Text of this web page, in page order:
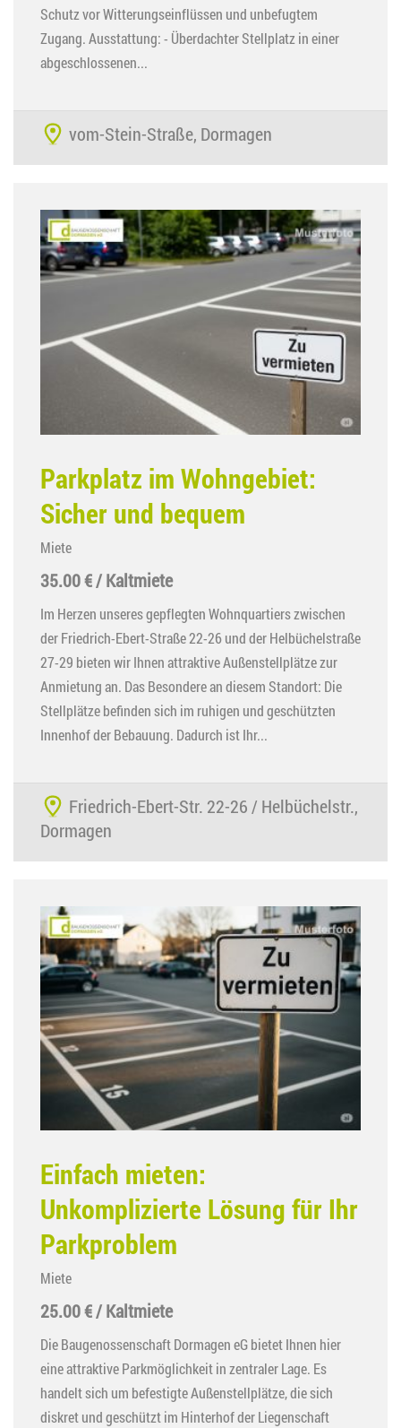
Schutz vor Witterungseinflüssen und unbefugtem
Zugang. Ausstattung: - Überdachter Stellplatz in einer
abgeschlossenen...
vom-Stein-Straße, Dormagen
Parkplatz im Wohngebiet:
Sicher und bequem
Miete
35.00 € / Kaltmiete
Im Herzen unseres gepflegten Wohnquartiers zwischen
der Friedrich-Ebert-Straße 22-26 und der Helbüchelstraße
27-29 bieten wir Ihnen attraktive Außenstellplätze zur
Anmietung an. Das Besondere an diesem Standort: Die
Stellplätze befinden sich im ruhigen und geschützten
Innenhof der Bebauung. Dadurch ist Ihr...
Friedrich-Ebert-Str. 22-26 / Helbüchelstr.,
Dormagen
Einfach mieten:
Unkomplizierte Lösung für Ihr
Parkproblem
Miete
25.00 € / Kaltmiete
Die Baugenossenschaft Dormagen eG bietet Ihnen hier
eine attraktive Parkmöglichkeit in zentraler Lage. Es
handelt sich um befestigte Außenstellplätze, die sich
diskret und geschützt im Hinterhof der Liegenschaft